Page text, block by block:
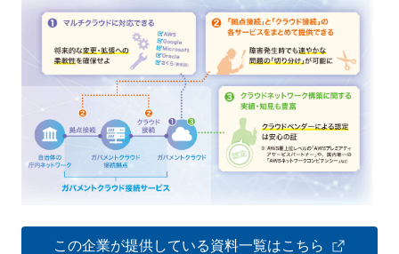
この企業が提供している資料一覧はこちら